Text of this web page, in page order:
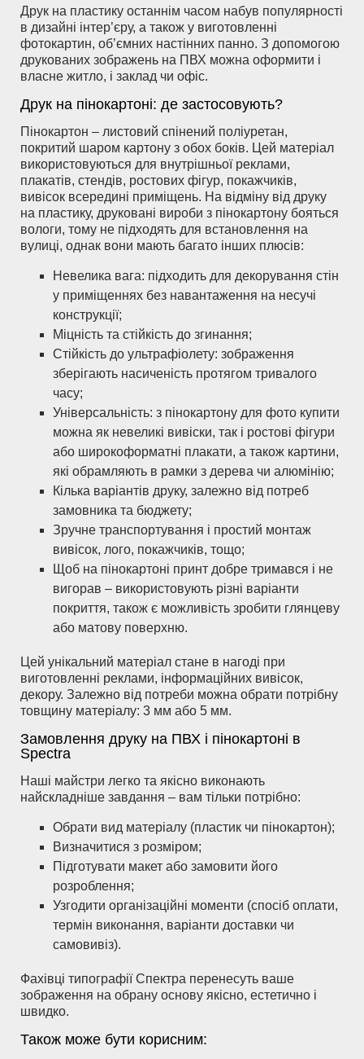
Друк на пластику останнім часом набув популярності
в дизайні інтер’єру, а також у виготовленні
фотокартин, об’ємних настінних панно. З допомогою
друкованих зображень на ПВХ можна оформити і
власне житло, і заклад чи офіс.
Друк на пінокартоні: де застосовують?
Пінокартон – листовий спінений поліуретан,
покритий шаром картону з обох боків. Цей матеріал
використовуються для внутрішньої реклами,
плакатів, стендів, ростових фігур, покажчиків,
вивісок всередині приміщень. На відміну від друку
на пластику, друковані вироби з пінокартону бояться
вологи, тому не підходять для встановлення на
вулиці, однак вони мають багато інших плюсів:
Невелика вага: підходить для декорування стін
у приміщеннях без навантаження на несучі
конструкції;
Міцність та стійкість до згинання;
Стійкість до ультрафіолету: зображення
зберігають насиченість протягом тривалого
часу;
Універсальність: з пінокартону для фото купити
можна як невеликі вивіски, так і ростові фігури
або широкоформатні плакати, а також картини,
які обрамляють в рамки з дерева чи алюмінію;
Кілька варіантів друку, залежно від потреб
замовника та бюджету;
Зручне транспортування і простий монтаж
вивісок, лого, покажчиків, тощо;
Щоб на пінокартоні принт добре тримався і не
вигорав – використовують різні варіанти
покриття, також є можливість зробити глянцеву
або матову поверхню.
Цей унікальний матеріал стане в нагоді при
виготовленні реклами, інформаційних вивісок,
декору. Залежно від потреби можна обрати потрібну
товщину матеріалу: 3 мм або 5 мм.
Замовлення друку на ПВХ і пінокартоні в
Spectra
Наші майстри легко та якісно виконають
найскладніше завдання – вам тільки потрібно:
Обрати вид матеріалу (пластик чи пінокартон);
Визначитися з розміром;
Підготувати макет або замовити його
розроблення;
Узгодити організаційні моменти (спосіб оплати,
термін виконання, варіанти доставки чи
самовивіз).
Фахівці типографії Спектра перенесуть ваше
зображення на обрану основу якісно, естетично і
швидко.
Також може бути корисним: